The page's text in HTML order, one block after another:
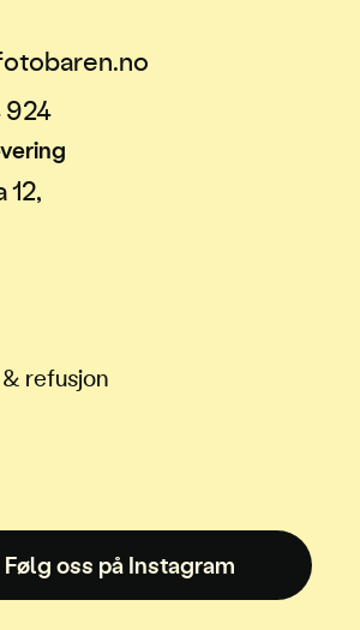
924
refusjon
Følg oss på Instagram